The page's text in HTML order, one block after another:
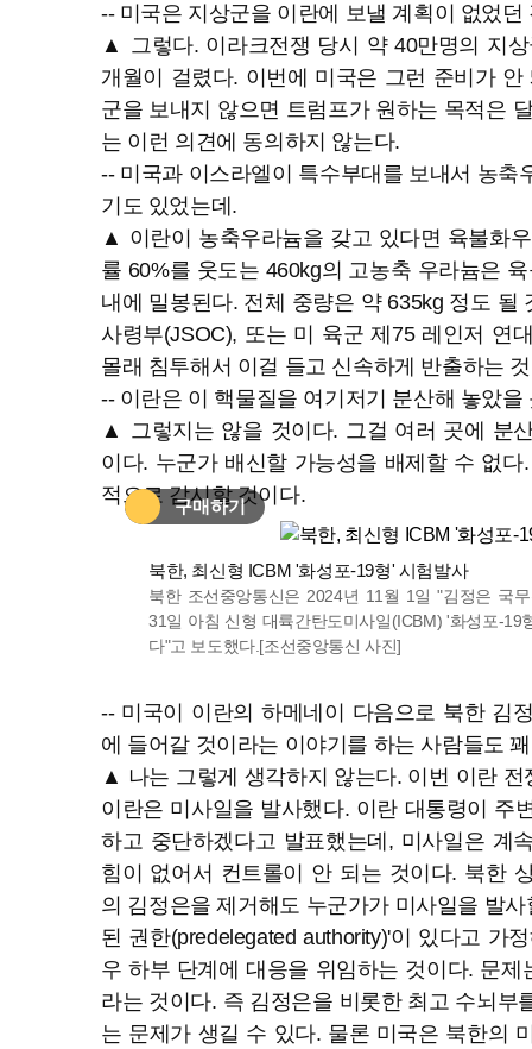
-- 미국은 지상군을 이란에 보낼 계획이 없었던
▲ 그렇다. 이라크전쟁 당시 약 40만명의 지
개월이 걸렸다. 이번에 미국은 그런 준비가
군을 보내지 않으면 트럼프가 원하는 목적은
는 이런 의견에 동의하지 않는다.
-- 미국과 이스라엘이 특수부대를 보내서 농축
기도 있었는데.
▲ 이란이 농축우라늄을 갖고 있다면 육불화
률 60%를 웃도는 460kg의 고농축 우라늄은
내에 밀봉된다. 전체 중량은 약 635kg 정도 될
사령부(JSOC), 또는 미 육군 제75 레인저 연
몰래 침투해서 이걸 들고 신속하게 반출하는
-- 이란은 이 핵물질을 여기저기 분산해 놓았을
▲ 그렇지는 않을 것이다. 그걸 여러 곳에 분
이다. 누군가 배신할 가능성을 배제할 수 없
적으로 감시할 것이다.
구매하기
북한, 최신형 ICBM '화성포-19형' 시험발사
북한 조선중앙통신은 2024년 11월 1일 "김정은 국
31일 아침 신형 대륙간탄도미사일(ICBM) '화성포-19
다"고 보도했다.[조선중앙통신 사진]
-- 미국이 이란의 하메네이 다음으로 북한 김
에 들어갈 것이라는 이야기를 하는 사람들도
▲ 나는 그렇게 생각하지 않는다. 이번 이란
이란은 미사일을 발사했다. 이란 대통령이 주
하고 중단하겠다고 발표했는데, 미사일은 계
힘이 없어서 컨트롤이 안 되는 것이다. 북한
의 김정은을 제거해도 누군가가 미사일을 발
된 권한(predelegated authority)'이 있다고 가
우 하부 단계에 대응을 위임하는 것이다. 문
라는 것이다. 즉 김정은을 비롯한 최고 수뇌부
는 문제가 생길 수 있다. 물론 미국은 북한의